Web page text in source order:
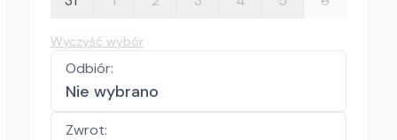
Wyczyść wybór
Odbiór:
Nie wybrano
Zwrot: